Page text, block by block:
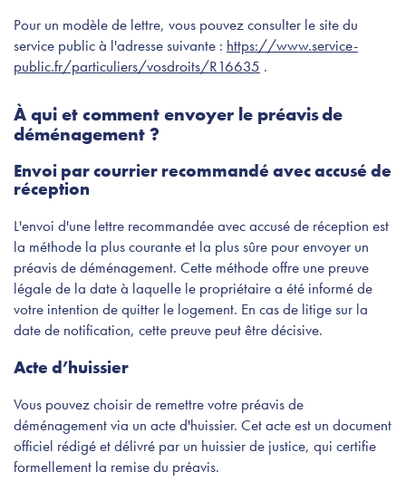
Pour un modèle de lettre, vous pouvez consulter le site du
service public à l'adresse suivante : https://www.service-
public.fr/particuliers/vosdroits/R16635 .
À qui et comment envoyer le préavis de
déménagement ?
Envoi par courrier recommandé avec accusé de
réception
L'envoi d'une lettre recommandée avec accusé de réception est
la méthode la plus courante et la plus sûre pour envoyer un
préavis de déménagement. Cette méthode offre une preuve
légale de la date à laquelle le propriétaire a été informé de
votre intention de quitter le logement. En cas de litige sur la
date de notification, cette preuve peut être décisive.
Acte d’huissier
Vous pouvez choisir de remettre votre préavis de
déménagement via un acte d'huissier. Cet acte est un document
officiel rédigé et délivré par un huissier de justice, qui certifie
formellement la remise du préavis.